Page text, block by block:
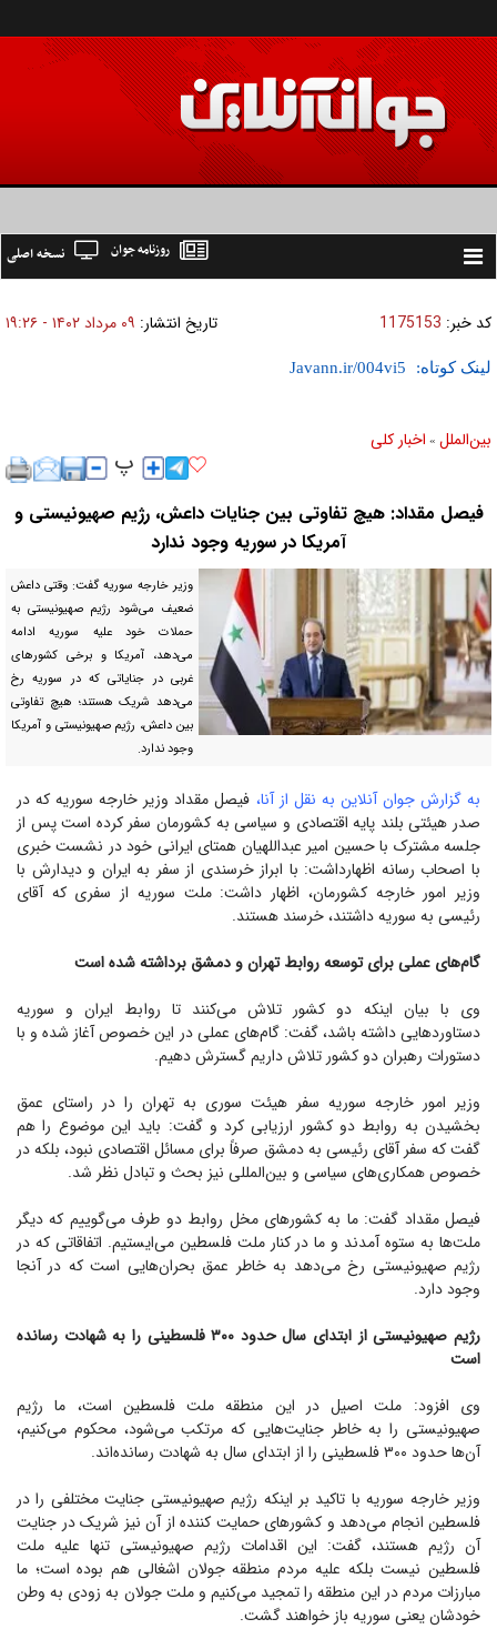
Toggle
نسخه اصلی روزنامه جوان
کد خبر: 1175153 تاریخ انتشار: ۰۹ مرداد ۱۴۰۲ - ۱۹:۲۶
لینک کوتاه:
بين‌الملل » اخبار كلی
فیصل مقداد: هیچ تفاوتی بین جنایات داعش، رژیم صهیونیستی و
آمریکا در سوریه وجود ندارد
وزیر خارجه سوریه گفت: وقتی داعش
ضعیف می‌شود رژیم صهیونیستی به
حملات خود علیه سوریه ادامه
می‌دهد، آمریکا و برخی کشور‌های
غربی در جنایاتی که در سوریه رخ
می‌دهد شریک هستند؛ هیچ تفاوتی
بین داعش، رژیم صهیونیستی و آمریکا
وجود ندارد.
به گزارش جوان آنلاین به نقل از آنا، فیصل مقداد وزیر خارجه سوریه که در
صدر هیئتی بلند پایه اقتصادی و سیاسی به کشورمان سفر کرده است پس از
جلسه مشترک با حسین امیر عبداللهیان همتای ایرانی خود در نشست خبری
با اصحاب رسانه اظهارداشت: با ابراز خرسندی از سفر به ایران و دیدارش با
وزیر امور خارجه کشورمان، اظهار داشت: ملت سوریه از سفری که آقای
رئیسی به سوریه داشتند، خرسند هستند.
گام‌های عملی برای توسعه روابط تهران و دمشق برداشته شده است
وی با بیان اینکه دو کشور تلاش می‌کنند تا روابط ایران و سوریه
دستاورد‌هایی داشته باشد، گفت: گام‌های عملی در این خصوص آغاز شده و با
دستورات رهبران دو کشور تلاش داریم گسترش دهیم.
وزیر امور خارجه سوریه سفر هیئت سوری به تهران را در راستای عمق
بخشیدن به روابط دو کشور ارزیابی کرد و گفت: باید این موضوع را هم
گفت که سفر آقای رئیسی به دمشق صرفاً برای مسائل اقتصادی نبود، بلکه در
خصوص همکاری‌های سیاسی و بین‌المللی نیز بحث و تبادل نظر شد.
فیصل مقداد گفت: ما به کشور‌های مخل روابط دو طرف می‌گوییم که دیگر
ملت‌ها به ستوه آمدند و ما در کنار ملت فلسطین می‌ایستیم. اتفاقاتی که در
رژیم صهیونیستی رخ می‌دهد به خاطر عمق بحران‌هایی است که در آنجا
وجود دارد.
رژیم صهیونیستی از ابتدای سال حدود ۳۰۰ فلسطینی را به شهادت رسانده
است
وی افزود: ملت اصیل در این منطقه ملت فلسطین است، ما رژیم
صهیونیستی را به خاطر جنایت‌هایی که مرتکب می‌شود، محکوم می‌کنیم،
آن‌ها حدود ۳۰۰ فلسطینی را از ابتدای سال به شهادت رسانده‌اند.
وزیر خارجه سوریه با تاکید بر اینکه رژیم صهیونیستی جنایت مختلفی را در
فلسطین انجام می‌دهد و کشور‌های حمایت کننده از آن نیز شریک در جنایت
آن رژیم هستند، گفت: این اقدامات رژیم صهیونیستی تنها علیه ملت
فلسطین نیست بلکه علیه مردم منطقه جولان اشغالی هم بوده است؛ ما
مبارزات مردم در این منطقه را تمجید می‌کنیم و ملت جولان به زودی به وطن
خودشان یعنی سوریه باز خواهند گشت.